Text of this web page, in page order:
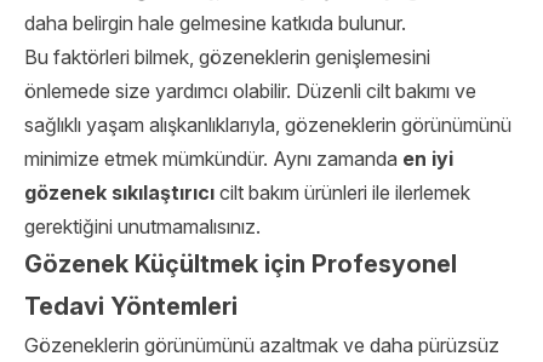
daha belirgin hale gelmesine katkıda bulunur.
Bu faktörleri bilmek, gözeneklerin genişlemesini
önlemede size yardımcı olabilir. Düzenli cilt bakımı ve
sağlıklı yaşam alışkanlıklarıyla, gözeneklerin görünümünü
minimize etmek mümkündür. Aynı zamanda en iyi
gözenek sıkılaştırıcı cilt bakım ürünleri ile ilerlemek
gerektiğini unutmamalısınız.
Gözenek Küçültmek için Profesyonel
Tedavi Yöntemleri
Gözeneklerin görünümünü azaltmak ve daha pürüzsüz